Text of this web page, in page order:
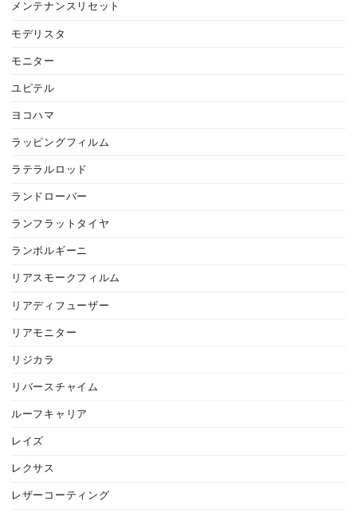
メンテナンスリセット
モデリスタ
モニター
ユピテル
ヨコハマ
ラッピングフィルム
ラテラルロッド
ランドローバー
ランフラットタイヤ
ランボルギーニ
リアスモークフィルム
リアディフューザー
リアモニター
リジカラ
リバースチャイム
ルーフキャリア
レイズ
レクサス
レザーコーティング